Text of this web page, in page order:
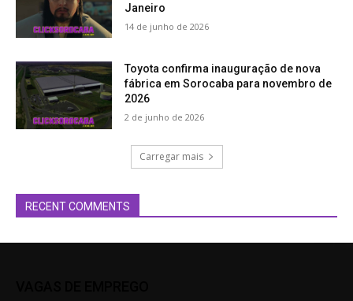
Janeiro
14 de junho de 2026
Toyota confirma inauguração de nova
fábrica em Sorocaba para novembro de
2026
2 de junho de 2026
Carregar mais
RECENT COMMENTS